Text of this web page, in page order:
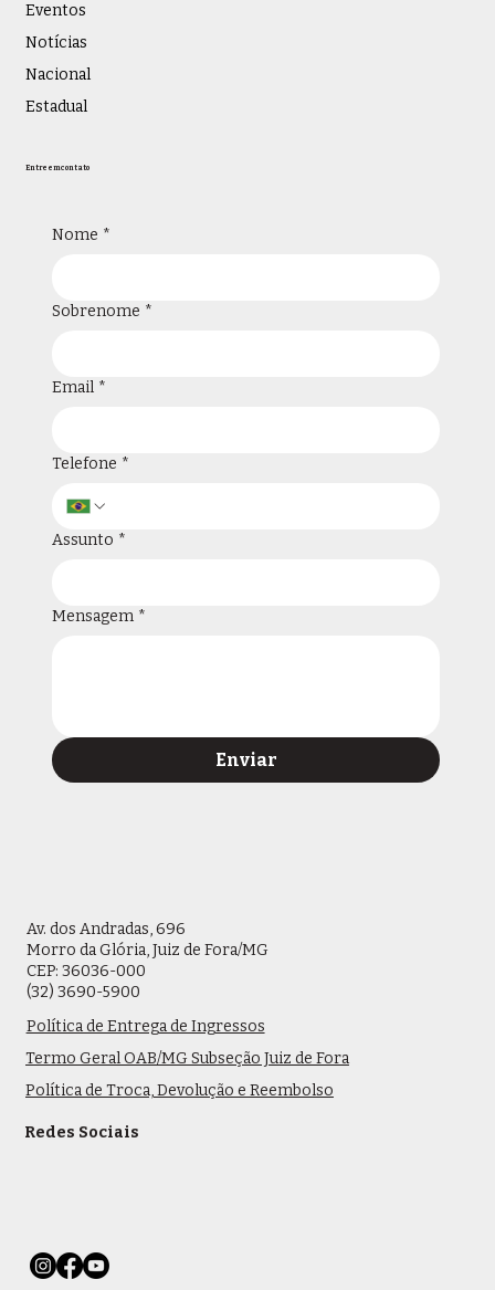
Av. dos Andradas, 696
Morro da Glória, Juiz de Fora/MG
CEP: 36036-000
(32) 3690-5900
Política de Entrega de Ingressos
Termo Geral OAB/MG Subseção Juiz de Fora
Política de Troca, Devolução e Reembolso
Redes Sociais
Entre em contato
Nome *
Sobrenome *
Email *
Telefone *
Assunto *
Mensagem *
Enviar
Eventos
Notícias
Nacional
Estadual